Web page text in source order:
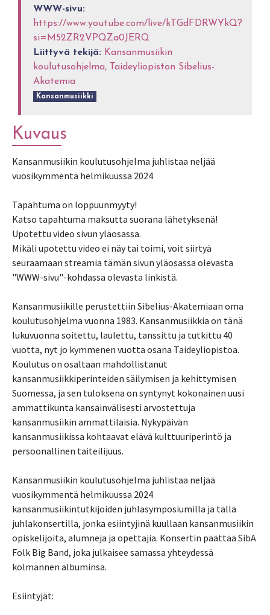
WWW-sivu:
https://www.youtube.com/live/kTGdFDRWYkQ?
si=M52ZR2VPQZa0JERQ
Liittyvä tekijä: Kansanmusiikin
koulutusohjelma, Taideyliopiston Sibelius-
Akatemia
Kansanmusiikki
Kuvaus
Kansanmusiikin koulutusohjelma juhlistaa neljää
vuosikymmentä helmikuussa 2024
Tapahtuma on loppuunmyyty!
Katso tapahtuma maksutta suorana lähetyksenä!
Upotettu video sivun yläosassa.
Mikäli upotettu video ei näy tai toimi, voit siirtyä
seuraamaan streamia tämän sivun yläosassa olevasta
"WWW-sivu"-kohdassa olevasta linkistä.
Kansanmusiikille perustettiin Sibelius-Akatemiaan oma
koulutusohjelma vuonna 1983. Kansanmusiikkia on tänä
lukuvuonna soitettu, laulettu, tanssittu ja tutkittu 40
vuotta, nyt jo kymmenen vuotta osana Taideyliopistoa.
Koulutus on osaltaan mahdollistanut
kansanmusiikkiperinteiden säilymisen ja kehittymisen
Suomessa, ja sen tuloksena on syntynyt kokonainen uusi
ammattikunta kansainvälisesti arvostettuja
kansanmusiikin ammattilaisia. Nykypäivän
kansanmusiikissa kohtaavat elävä kulttuuriperintö ja
persoonallinen taiteilijuus.
Kansanmusiikin koulutusohjelma juhlistaa neljää
vuosikymmentä helmikuussa 2024
kansanmusiikintutkijoiden juhlasymposiumilla ja tällä
juhlakonsertilla, jonka esiintyjinä kuullaan kansanmusiikin
opiskelijoita, alumneja ja opettajia. Konsertin päättää SibA
Folk Big Band, joka julkaisee samassa yhteydessä
kolmannen albuminsa.
Esiintyjät: